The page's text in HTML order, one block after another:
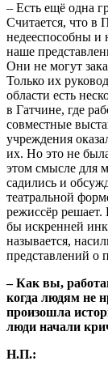
– Есть ещё одна
Считается, что в
недееспособны и
наше
Они не могут
Только их
области есть
в Гатчине, где
совместные
учреждения
их. Но это не
этом смысле для
садились и
театральной
режиссёр решает.
бы искренней
называется,
представлений о
– Как вы,
когда людям не
произошла
люди начали
Н.П.: